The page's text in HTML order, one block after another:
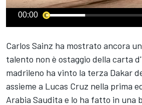
00:00
Carlos Sainz ha mostrato ancora
talento non è ostaggio della carta
madrileno ha vinto la terza Dakar
assieme a Lucas Cruz nella prima
Arabia Saudita e lo ha fatto in una